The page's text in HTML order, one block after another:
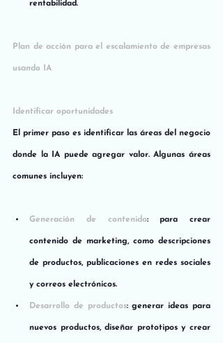
rentabilidad.
Plan de acción para el escalamiento de empresas
usando IA
Identificar oportunidades
El primer paso es identificar las áreas del negocio
donde la IA puede agregar valor. Algunas áreas
comunes incluyen:
Generación de contenido: para crear
contenido de marketing, como descripciones
de productos, publicaciones en redes sociales
y correos electrónicos.
Desarrollo de productos: generar ideas para
nuevos productos, diseñar prototipos y crear